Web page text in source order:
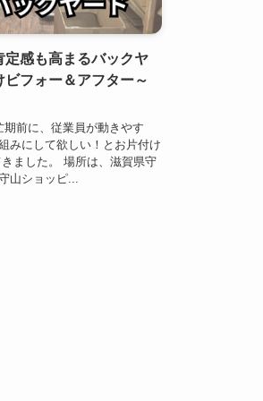
定感も高まるバックヤ
ビフォー＆アフター～
前に、従業員が動きやす
みにして欲しい！とお片付け
ました。 場所は、滋賀県守
山ショッピ...